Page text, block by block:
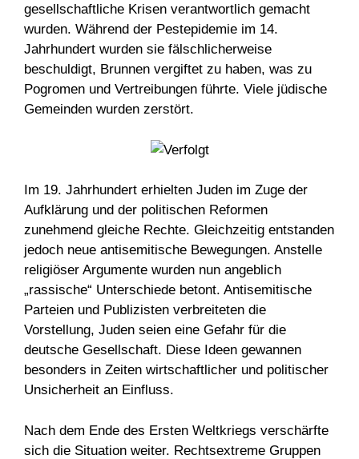
gesellschaftliche Krisen verantwortlich gemacht
wurden. Während der Pestepidemie im 14.
Jahrhundert wurden sie fälschlicherweise
beschuldigt, Brunnen vergiftet zu haben, was zu
Pogromen und Vertreibungen führte. Viele jüdische
Gemeinden wurden zerstört.
Im 19. Jahrhundert erhielten Juden im Zuge der
Aufklärung und der politischen Reformen
zunehmend gleiche Rechte. Gleichzeitig entstanden
jedoch neue antisemitische Bewegungen. Anstelle
religiöser Argumente wurden nun angeblich
„rassische“ Unterschiede betont. Antisemitische
Parteien und Publizisten verbreiteten die
Vorstellung, Juden seien eine Gefahr für die
deutsche Gesellschaft. Diese Ideen gewannen
besonders in Zeiten wirtschaftlicher und politischer
Unsicherheit an Einfluss.
Nach dem Ende des Ersten Weltkriegs verschärfte
sich die Situation weiter. Rechtsextreme Gruppen